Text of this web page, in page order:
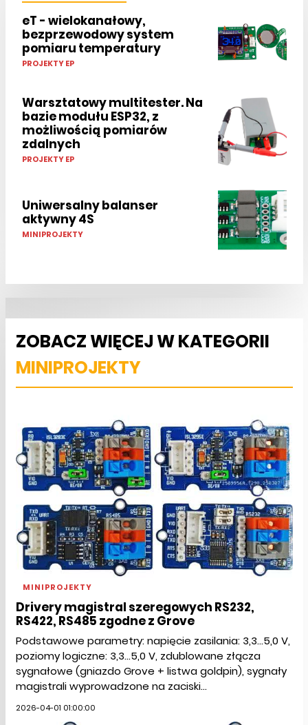
eT - wielokanałowy,
bezprzewodowy system
pomiaru temperatury
PROJEKTY EP
Warsztatowy multitester. Na
bazie modułu ESP32, z
możliwością pomiarów
zdalnych
PROJEKTY EP
Uniwersalny balanser
aktywny 4S
MINIPROJEKTY
ZOBACZ WIĘCEJ W KATEGORII
MINIPROJEKTY
MINIPROJEKTY
Drivery magistral szeregowych RS232,
RS422, RS485 zgodne z Grove
Podstawowe parametry: napięcie zasilania: 3,3...5,0 V,
poziomy logiczne: 3,3...5,0 V, zdublowane złącza
sygnałowe (gniazdo Grove + listwa goldpin), sygnały
magistrali wyprowadzone na zaciski...
2026-04-01 01:00:00